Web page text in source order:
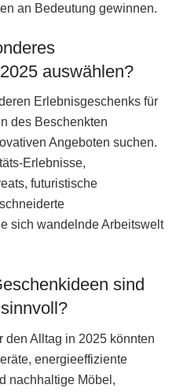
an Bedeutung gewinnen.
auswählen?
Erlebnisgeschenks für
des Beschenkten
Angeboten suchen.
Erlebnisse,
futuristische
sich wandelnde Arbeitswelt
sind
den Alltag in 2025 könnten
energieeffiziente
nachhaltige Möbel,